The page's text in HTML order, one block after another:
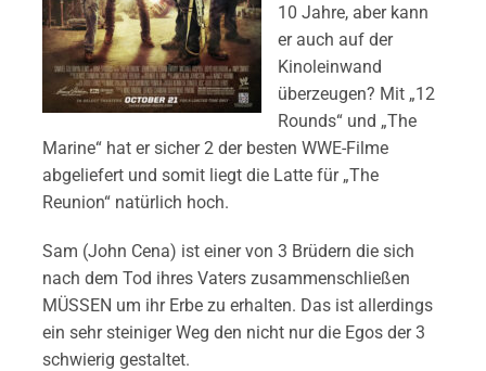
10 Jahre, aber kann
er auch auf der
Kinoleinwand
überzeugen? Mit „12
Rounds“ und „The
Marine“ hat er sicher 2 der besten WWE-Filme
abgeliefert und somit liegt die Latte für „The
Reunion“ natürlich hoch.
Sam (John Cena) ist einer von 3 Brüdern die sich
nach dem Tod ihres Vaters zusammenschließen
MÜSSEN um ihr Erbe zu erhalten. Das ist allerdings
ein sehr steiniger Weg den nicht nur die Egos der 3
schwierig gestaltet.